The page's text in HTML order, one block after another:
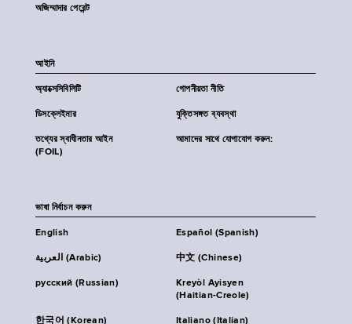
অজিম্মাদার পেরেন্ট
আইনি
অ্যাক্সেসিবিলিটি গোপনীয়তা নীতি
ডিসক্লেইমার যুক্তিসঙ্গত ব্যবস্থা
তথ্যের স্বাধীনতার আইন
(FOIL)
আমাদের সাথে যোগাযোগ করুন:
ভাষা নির্বাচন করুন
English Español (Spanish)
العربية (Arabic) 中文 (Chinese)
русский (Russian)
Kreyòl Ayisyen
(Haitian-Creole)
한국어 (Korean) Italiano (Italian)